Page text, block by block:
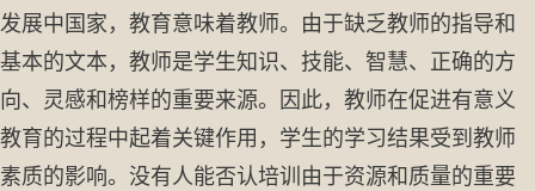
发展中国家，教育意味着教师。由于缺乏教师的指导和
基本的文本，教师是学生知识、技能、智慧、正确的方
向、灵感和榜样的重要来源。因此，教师在促进有意义
教育的过程中起着关键作用，学生的学习结果受到教师
素质的影响。没有人能否认培训由于资源和质量的重要